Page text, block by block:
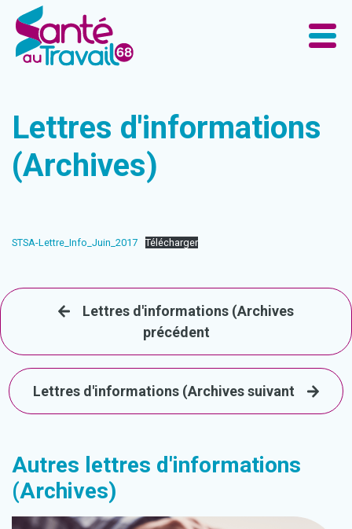
Lettres d'informations
(Archives)
STSA-Lettre_Info_Juin_2017 Télécharger
Lettres d'informations (Archives
précédent
Lettres d'informations (Archives suivant
Autres lettres d'informations
(Archives)